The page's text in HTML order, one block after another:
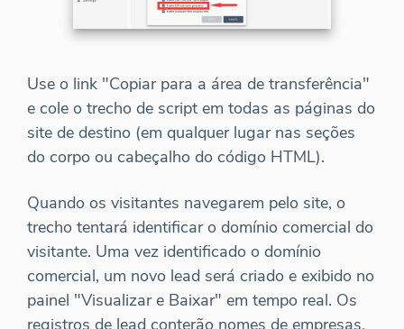
Use o link "Copiar para a área de transferência"
e cole o trecho de script em todas as páginas do
site de destino (em qualquer lugar nas seções
do corpo ou cabeçalho do código HTML).
Quando os visitantes navegarem pelo site, o
trecho tentará identificar o domínio comercial do
visitante. Uma vez identificado o domínio
comercial, um novo lead será criado e exibido no
painel "Visualizar e Baixar" em tempo real. Os